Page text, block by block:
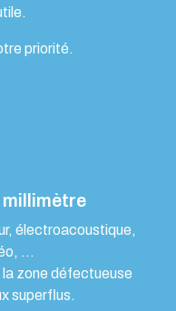
priorité.
millimètre
électroacoustique,
…
zone défectueuse
superflus.